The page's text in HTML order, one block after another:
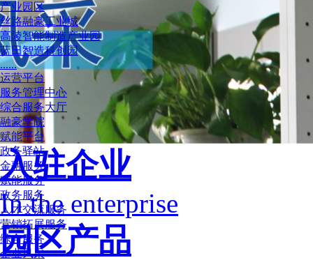
产业园区
丝路融豪工业城
高陵智能制造产业园
蓝田智造科创园
......
运营平台
服务管理中心
综合服务大厅
融豪学院
赋能平台
政务驿站
金融服务
赋能服务
政务服务
人才交流服务
营销拓展服务
综合服务
企业风采
入驻企业
In the enterprise
园区产品